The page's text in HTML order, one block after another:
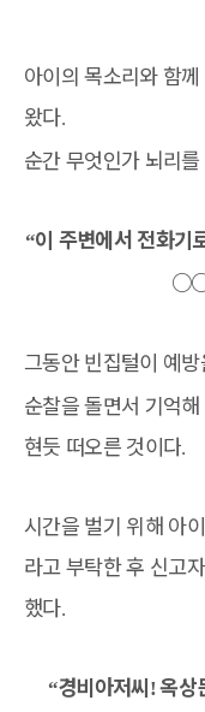
아이의 목소리와 함
왔다.
순간 무엇인가 뇌리
“이 주변에서 전화기
그동안 빈집털이 예
순찰을 돌면서 기억
현듯 떠오른 것이다.
시간을 벌기 위해 아
라고 부탁한 후 신고
했다.
“경비아저씨!옥상